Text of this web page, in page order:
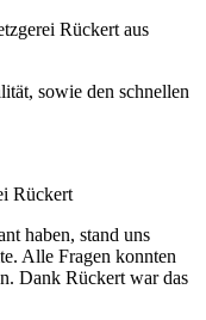
sowie den schnellen
haben, stand uns
Alle Fragen konnten
Dank Rückert war das